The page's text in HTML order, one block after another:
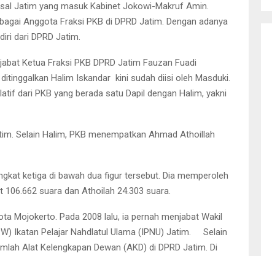
Jatim yang masuk Kabinet Jokowi-Makruf Amin.
Anggota Fraksi PKB di DPRD Jatim. Dengan adanya
dari DPRD Jatim.
Ketua Fraksi PKB DPRD Jatim Fauzan Fuadi
Halim Iskandar kini sudah diisi oleh Masduki.
dari PKB yang berada satu Dapil dengan Halim, yakni
Selain Halim, PKB menempatkan Ahmad Athoillah
ketiga di bawah dua figur tersebut. Dia memperoleh
suara dan Athoilah 24.303 suara.
Mojokerto. Pada 2008 lalu, ia pernah menjabat Wakil
Ikatan Pelajar Nahdlatul Ulama (IPNU) Jatim. Selain
Alat Kelengkapan Dewan (AKD) di DPRD Jatim. Di